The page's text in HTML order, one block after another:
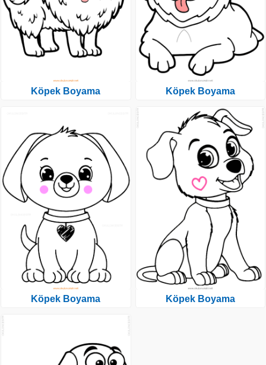
Köpek Boyama
Köpek Boyama
Köpek Boyama
Köpek Boyama